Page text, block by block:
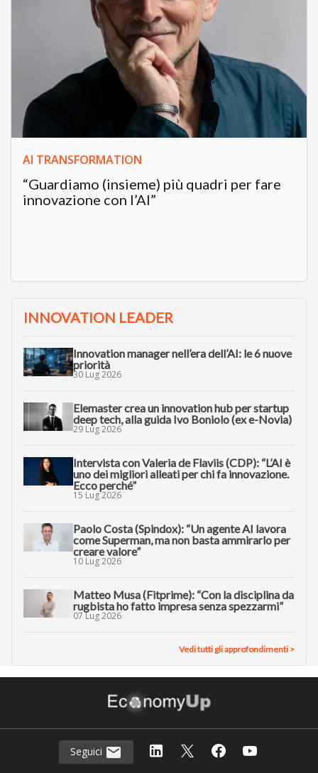
AI TRANSFORMATION
“Guardiamo (insieme) più quadri per fare
innovazione con l’AI”
INNOVATION LEADER
Innovation manager nell’era dell’AI: le 6 nuove
priorità
30 Lug 2026
Elemaster crea un innovation hub per startup
deep tech, alla guida Ivo Boniolo (ex e-Novia)
29 Lug 2026
Intervista con Valeria de Flaviis (CDP): “L’AI è
uno dei migliori alleati per chi fa innovazione.
Ecco perché”
15 Lug 2026
Paolo Costa (Spindox): “Un agente AI lavora
come Superman, ma non basta ammirarlo per
creare valore”
10 Lug 2026
Matteo Musa (Fitprime): “Con la disciplina da
rugbista ho fatto impresa senza spezzarmi”
07 Lug 2026
Vedi tutti gli approfondimenti >
Seguici